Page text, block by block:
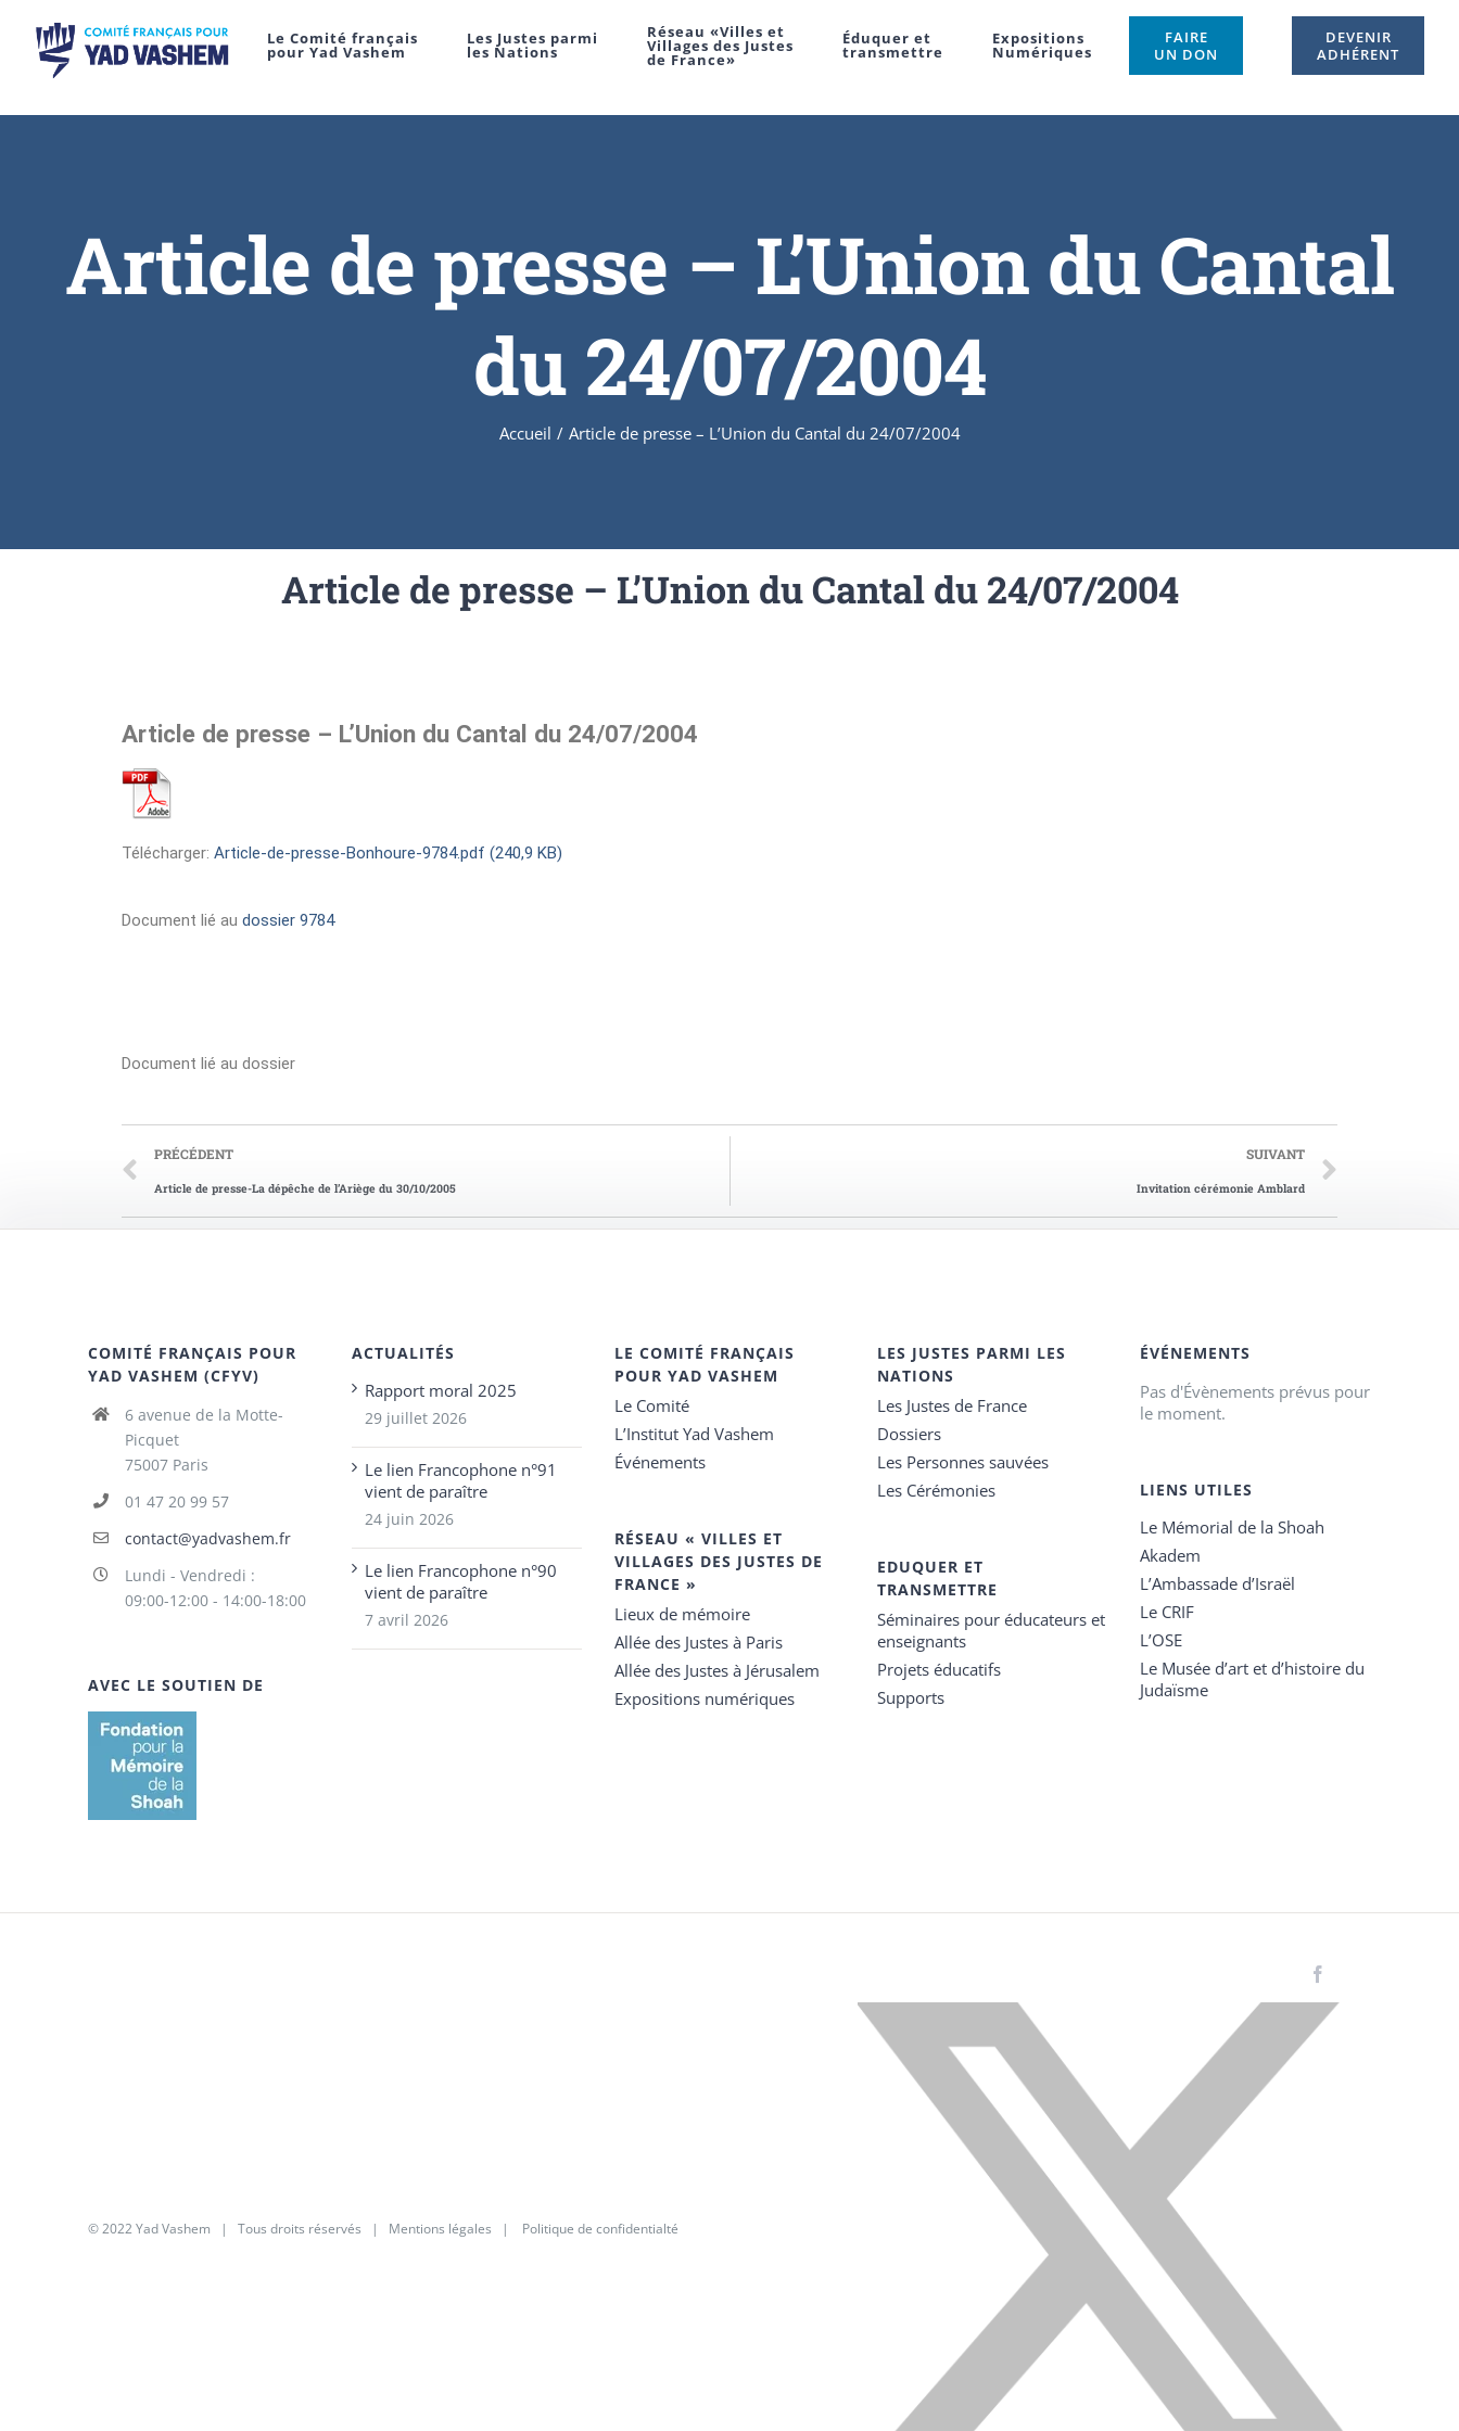
Le Comité français
pour Yad Vashem
Les Justes parmi
les Nations
Réseau «Villes et
Villages des Justes
de France»
Éduquer et
transmettre
Expositions
Numériques
FAIRE
UN DON
DEVENIR
ADHÉRENT
Article de presse – L’Union du Cantal
du 24/07/2004
Accueil / Article de presse – L’Union du Cantal du 24/07/2004
Article de presse – L’Union du Cantal du 24/07/2004
Article de presse – L’Union du Cantal du 24/07/2004
Télécharger: Article-de-presse-Bonhoure-9784.pdf (240,9 KB)
Document lié au dossier 9784
Document lié au dossier
PRÉCÉDENT
Article de presse-La dépêche de l’Ariège du 30/10/2005
SUIVANT
Invitation cérémonie Amblard
COMITÉ FRANÇAIS POUR
YAD VASHEM (CFYV)
6 avenue de la Motte-
Picquet
75007 Paris
01 47 20 99 57
contact@yadvashem.fr
Lundi - Vendredi :
09:00-12:00 - 14:00-18:00
AVEC LE SOUTIEN DE
ACTUALITÉS
Rapport moral 2025
29 juillet 2026
Le lien Francophone n°91
vient de paraître
24 juin 2026
Le lien Francophone n°90
vient de paraître
7 avril 2026
LE COMITÉ FRANÇAIS
POUR YAD VASHEM
Le Comité
L’Institut Yad Vashem
Événements
RÉSEAU « VILLES ET
VILLAGES DES JUSTES DE
FRANCE »
Lieux de mémoire
Allée des Justes à Paris
Allée des Justes à Jérusalem
Expositions numériques
LES JUSTES PARMI LES
NATIONS
Les Justes de France
Dossiers
Les Personnes sauvées
Les Cérémonies
EDUQUER ET
TRANSMETTRE
Séminaires pour éducateurs et
enseignants
Projets éducatifs
Supports
ÉVÉNEMENTS
Pas d'Évènements prévus pour
le moment.
LIENS UTILES
Le Mémorial de la Shoah
Akadem
L’Ambassade d’Israël
Le CRIF
L’OSE
Le Musée d’art et d’histoire du
Judaïsme
© 2022 Yad Vashem | Tous droits réservés | Mentions légales | Politique de confidentialté